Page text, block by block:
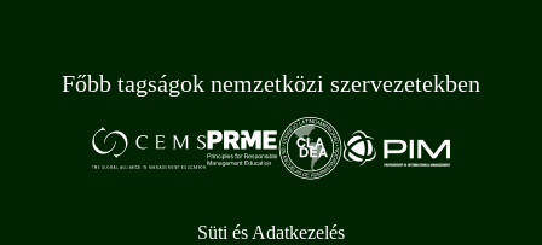
Főbb tagságok nemzetközi szervezetekben
Süti és Adatkezelés